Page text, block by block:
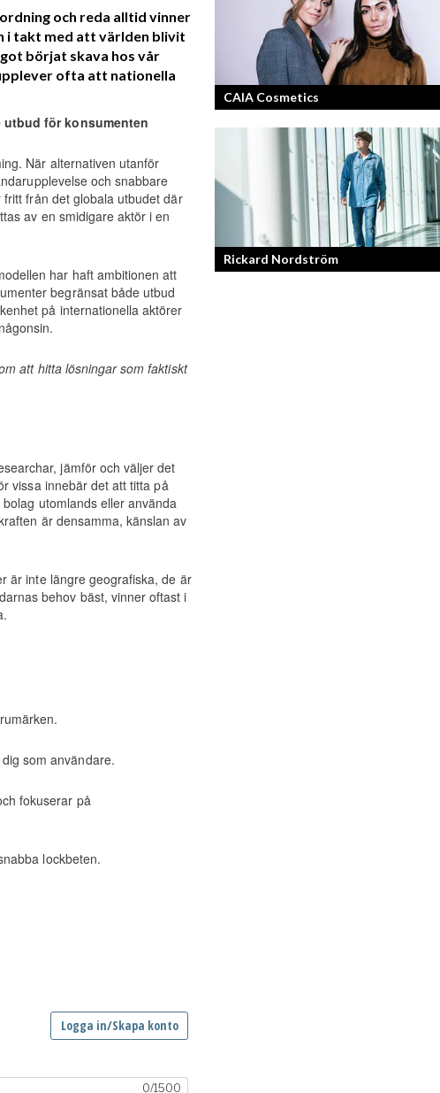
och reda alltid vinner
i takt med att världen blivit
börjat skava hos vår
ofta att nationella
för konsumenten
När alternativen utanför
och snabbare
från det globala utbudet där
av en smidigare aktör i en
har haft ambitionen att
begränsat både utbud
på internationella aktörer
att hitta lösningar som faktiskt
jämför och väljer det
vissa innebär det att titta på
utomlands eller använda
är densamma, känslan av
är inte längre geografiska, de är
behov bäst, vinner oftast i
som användare.
fokuserar på
lockbeten.
CAIA Cosmetics
Skönhet är bra självkänsla och ett vackert
leende enligt grundarna av det nya
raketvarumärket inom smink: CAIA
Cosmetics.
Rickard Nordström